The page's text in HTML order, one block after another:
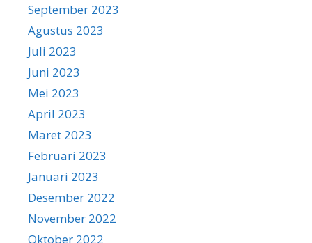
September 2023
Agustus 2023
Juli 2023
Juni 2023
Mei 2023
April 2023
Maret 2023
Februari 2023
Januari 2023
Desember 2022
November 2022
Oktober 2022